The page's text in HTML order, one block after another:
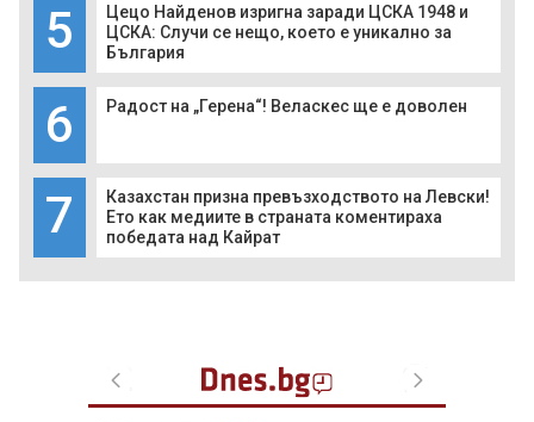
5
Цецо Найденов изригна заради ЦСКА 1948 и
ЦСКА: Случи се нещо, което е уникално за
България
6 Радост на „Герена“! Веласкес ще е доволен
7
Казахстан призна превъзходството на Левски!
Ето как медиите в страната коментираха
победата над Кайрат